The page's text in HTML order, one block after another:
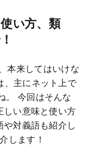
い方、類
本来してはいけな
、主にネット上で
。 今回はそんな
しい意味と使い方
や対義語も紹介し
します！